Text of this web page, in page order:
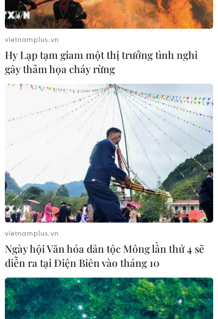
vietnamplus.vn
Hy Lạp tạm giam một thị trưởng tình nghi
gây thảm họa cháy rừng
vietnamplus.vn
Ngày hội Văn hóa dân tộc Mông lần thứ 4 sẽ
diễn ra tại Điện Biên vào tháng 10